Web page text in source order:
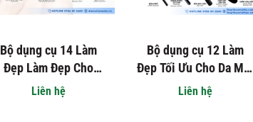
Bộ dụng cụ 14 Làm
Đẹp Làm Đẹp Cho
Người Mới Bắt Đầu |
Liên hệ
Bộ dụng cụ 12 Làm
Đẹp Tối Ưu Cho Da Mặt
| Tools set 12 Optimal
Liên hệ